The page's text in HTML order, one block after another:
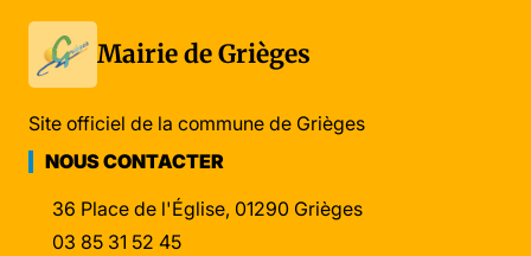
Mairie de Grièges
Site officiel de la commune de Grièges
NOUS CONTACTER
36 Place de l'Église, 01290 Grièges
03 85 31 52 45